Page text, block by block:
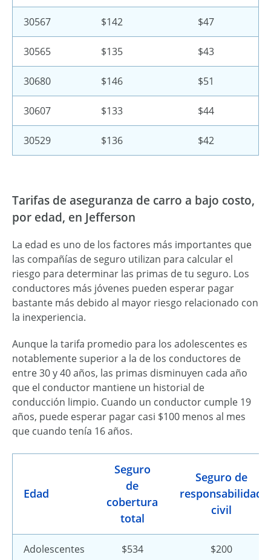
30567 $142 $47
30565 $135 $43
30680 $146 $51
30607 $133 $44
30529 $136 $42
Tarifas de aseguranza de carro a bajo costo,
por edad, en Jefferson
La edad es uno de los factores más importantes que
las compañías de seguro utilizan para calcular el
riesgo para determinar las primas de tu seguro. Los
conductores más jóvenes pueden esperar pagar
bastante más debido al mayor riesgo relacionado con
la inexperiencia.
Aunque la tarifa promedio para los adolescentes es
notablemente superior a la de los conductores de
entre 30 y 40 años, las primas disminuyen cada año
que el conductor mantiene un historial de
conducción limpio. Cuando un conductor cumple 19
años, puede esperar pagar casi $100 menos al mes
que cuando tenía 16 años.
Edad
Seguro
de
cobertura
total
Seguro de
responsabilidad
civil
Adolescentes $534 $200